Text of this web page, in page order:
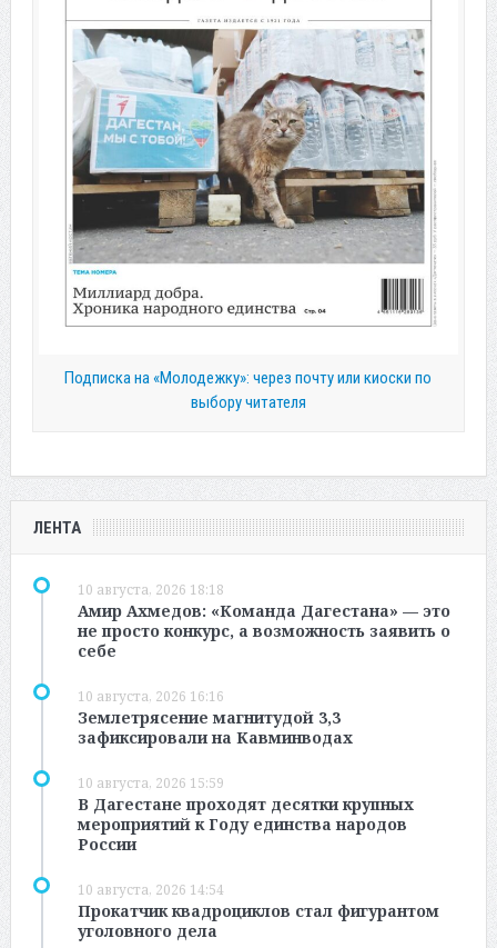
Подписка на «Молодежку»: через почту или киоски по
выбору читателя
ЛЕНТА
10 августа, 2026 18:18
Амир Ахмедов: «Команда Дагестана» — это
не просто конкурс, а возможность заявить о
себе
10 августа, 2026 16:16
Землетрясение магнитудой 3,3
зафиксировали на Кавминводах
10 августа, 2026 15:59
В Дагестане проходят десятки крупных
мероприятий к Году единства народов
России
10 августа, 2026 14:54
Прокатчик квадроциклов стал фигурантом
уголовного дела